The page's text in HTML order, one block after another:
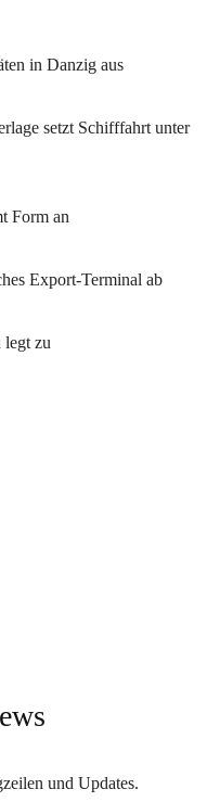
in Danzig aus
setzt Schifffahrt unter
Form an
Export-Terminal ab
legt zu
und Updates.